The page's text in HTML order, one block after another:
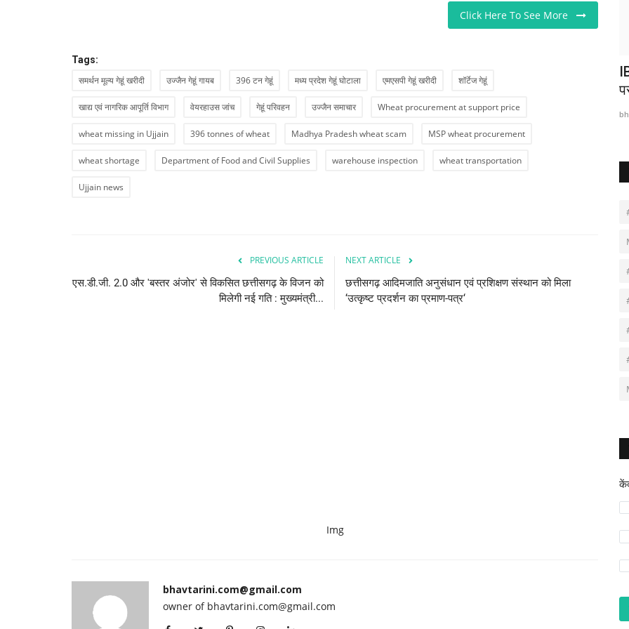
Click Here To See More
Tags:
समर्थन मूल्य गेहूं खरीदी उज्जैन गेहूं गायब 396 टन गेहूं मध्य प्रदेश गेहूं घोटाला एमएसपी गेहूं खरीदी शॉर्टेज गेहूं
खाद्य एवं नागरिक आपूर्ति विभाग वेयरहाउस जांच गेहूं परिवहन उज्जैन समाचार Wheat procurement at support price
wheat missing in Ujjain 396 tonnes of wheat Madhya Pradesh wheat scam MSP wheat procurement
wheat shortage Department of Food and Civil Supplies warehouse inspection wheat transportation
Ujjain news
PREVIOUS ARTICLE
एस.डी.जी. 2.0 और 'बस्तर अंजोर' से विकसित छत्तीसगढ़ के विजन को
मिलेगी नई गति : मुख्यमंत्री...
NEXT ARTICLE
छत्तीसगढ़ आदिमजाति अनुसंधान एवं प्रशिक्षण संस्थान को मिला
‘उत्कृष्ट प्रदर्शन का प्रमाण-पत्र‘
Img
bhavtarini.com@gmail.com
owner of bhavtarini.com@gmail.com
Gaumata I wish you too had the right to
vote: 16 गायों...
bhavtarini.com@gmail.com Sep 15, 2022
पुलिस और नक्सलियों के बीच हुई मुठभेंड, दो महिला
नक्सली...
bhavtarini.com@gmail.com Apr 22, 2023